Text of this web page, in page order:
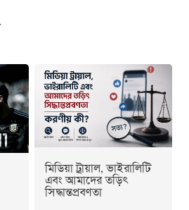
মিডিয়া ট্রায়াল, ভাইরালিটি
এবং আমাদের তড়িৎ
সিদ্ধান্তপ্রবণতা